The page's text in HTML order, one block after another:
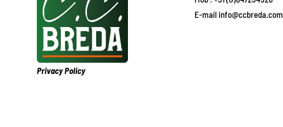
Privacy Policy
E-mail info@ccbreda.com